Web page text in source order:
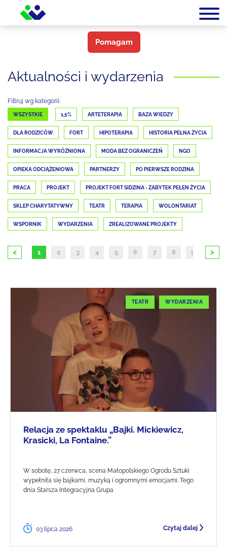
Pomagam
Aktualności i wydarzenia
Filtruj wg kategorii:
WSZYSTKIE 1,5% ARTETERAPIA BAZA WIEDZY
DLA RODZICÓW FORT HIPOTERAPIA HISTORIA PEŁNA ŻYCIA
INFORMACJA WYRÓŻNIONA MODA BEZ OGRANICZEŃ NGO
OPIEKA ODCIĄŻENIOWA PARTNERZY PO PIERWSZE RODZINA
PRACA PROJEKT PROJEKT FORT SIDZINA - ZABYTEK PEŁEN ŻYCIA
SKLEP CHARYTATYWNY TEATR TERAPIA WOLONTARIAT
WSPORNIK WYDARZENIA ZREALIZOWANE PROJEKTY
< 1 2 3 4 5 6 7 8 9 10
>
TEATR WYDARZENIA
Relacja ze spektaklu „Bajki. Mickiewicz,
Krasicki, La Fontaine.”
W sobotę, 27 czerwca, scena Małopolskiego Ogrodu Sztuki
wypełniła się bajkami, muzyką i ogromnymi emocjami. Tego
dnia Starsza Integracyjna Grupa
03 lipca 2026 Czytaj dalej